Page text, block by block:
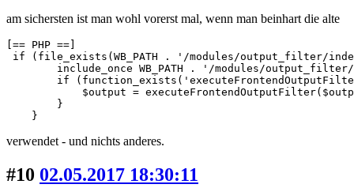
am sichersten ist man wohl vorerst mal, wenn man beinhart die alte
[== PHP ==]
if (file_exists(WB_PATH . '/modules/output_filter/
include_once WB_PATH . '/modules/
if
$output =
        }
    }
verwendet - und nichts anderes.
#10 02.05.2017 18:30:11